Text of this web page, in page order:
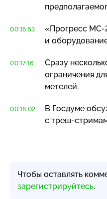
00:16:53 «Прогресс МС-
и
00:17:16
Сразу
ограничения
метелей.
00:18:02
В Госдуме
с треш-
Чтобы оставлять
зарегистрируйтесь.